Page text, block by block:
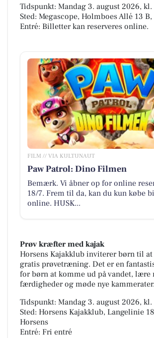
Tidspunkt: Mandag 3. august 2026, kl.
Sted: Megascope, Holmboes Allé 13
Entré: Billetter kan reserveres online.
FILM // VIA KULTUNAUT
Paw Patrol: Dino Filmen
Bemærk. Vi åbner op for online
18/7. Frem til da, kan du kun købe
online. HUSK...
Prøv kræfter med kajak
Horsens Kajakklub inviterer børn til
gratis prøvetræning. Det er en
for børn at komme ud på vandet, lære
færdigheder og møde nye kammerater.
Tidspunkt: Mandag 3. august 2026, kl.
Sted: Horsens Kajakklub, Langelinie
Horsens
Entré: Fri entré